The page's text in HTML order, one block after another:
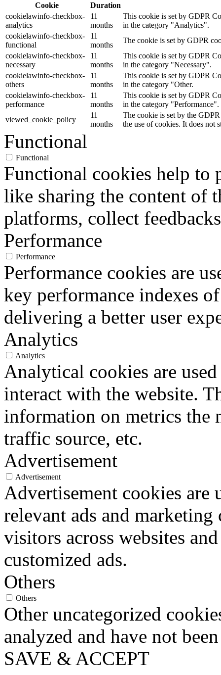
Cookie
Duration
cookielawinfo-checkbox-
analytics
11
months
This cookie is set by GDPR
in the category "Analytics".
cookielawinfo-checkbox-
functional
11
months
The cookie is set by GDPR
cookielawinfo-checkbox-
necessary
11
months
This cookie is set by GDPR
in the category "Necessary".
cookielawinfo-checkbox-
others
11
months
This cookie is set by GDPR
in the category "Other.
cookielawinfo-checkbox-
performance
11
months
This cookie is set by GDPR
in the category "Performance".
viewed_cookie_policy
11
months
The cookie is set by the
the use of cookies. It does not
Functional
Functional
Functional cookies help to
like sharing the content of
platforms, collect
Performance
Performance
Performance cookies are
key performance indexes
delivering a better user
Analytics
Analytics
Analytical cookies are
interact with the website.
information on metrics the
traffic source, etc.
Advertisement
Advertisement
Advertisement cookies
relevant ads and marketing
visitors across websites
customized ads.
Others
Others
Other uncategorized
analyzed and have not
SAVE & ACCEPT